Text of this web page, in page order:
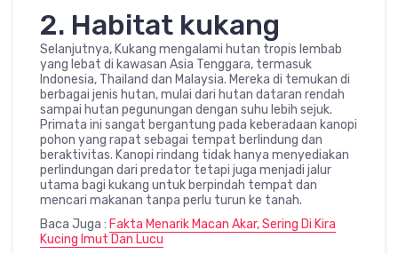
2. Habitat kukang
Selanjutnya, Kukang mengalami hutan tropis lembab
yang lebat di kawasan Asia Tenggara, termasuk
Indonesia, Thailand dan Malaysia. Mereka di temukan di
berbagai jenis hutan, mulai dari hutan dataran rendah
sampai hutan pegunungan dengan suhu lebih sejuk.
Primata ini sangat bergantung pada keberadaan kanopi
pohon yang rapat sebagai tempat berlindung dan
beraktivitas. Kanopi rindang tidak hanya menyediakan
perlindungan dari predator tetapi juga menjadi jalur
utama bagi kukang untuk berpindah tempat dan
mencari makanan tanpa perlu turun ke tanah.
Baca Juga : Fakta Menarik Macan Akar, Sering Di Kira
Kucing Imut Dan Lucu